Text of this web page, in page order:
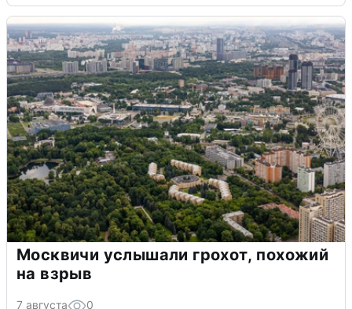
Москвичи услышали грохот, похожий
на взрыв
7 августа 0